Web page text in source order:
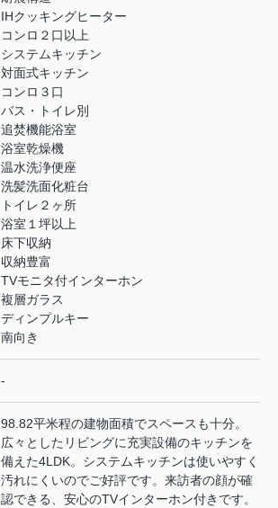
IHクッキングヒーター
コンロ２口以上
システムキッチン
対面式キッチン
コンロ３口
バス・トイレ別
追焚機能浴室
浴室乾燥機
温水洗浄便座
洗髪洗面化粧台
トイレ２ヶ所
浴室１坪以上
床下収納
収納豊富
TVモニタ付インターホン
複層ガラス
ディンプルキー
南向き
-
98.82平米程の建物面積でスペースも十分。
広々としたリビングに充実設備のキッチンを
備えた4LDK。システムキッチンは使いやすく
汚れにくいのでご好評です。来訪者の顔が確
認できる、安心のTVインターホン付きです。